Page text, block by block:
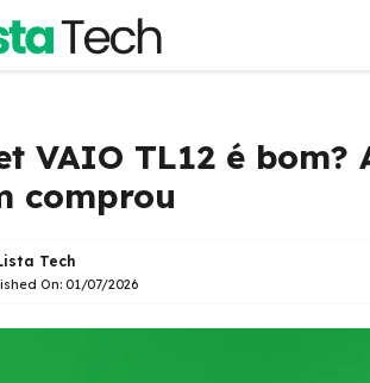
VAIO TL12 é
comprou
Tech
On: 01/07/2026